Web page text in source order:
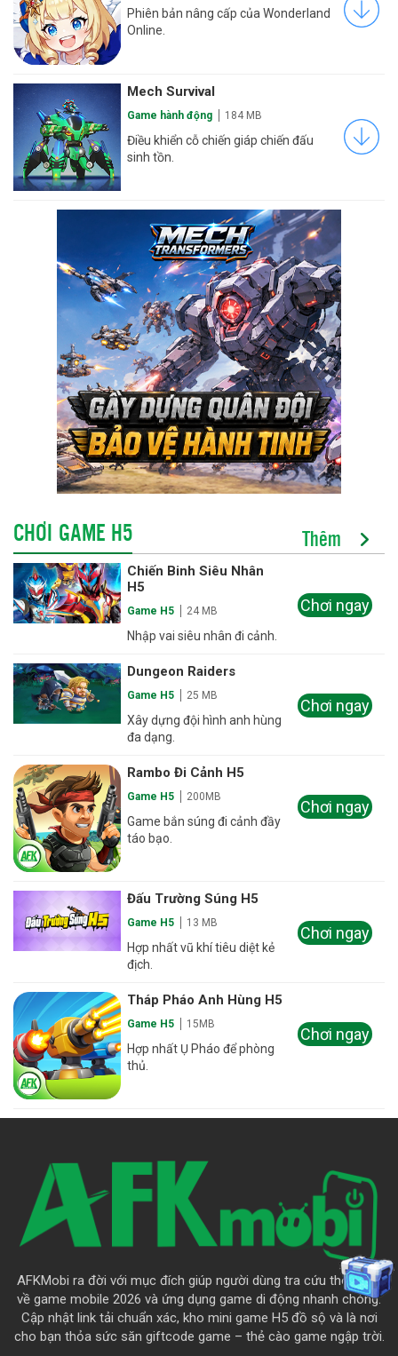
Phiên bản nâng cấp của Wonderland
Online.
Mech Survival
Game hành động 184 MB
Điều khiển cỗ chiến giáp chiến đấu
sinh tồn.
CHƠI GAME H5 Thêm
Chiến Binh Siêu Nhân
H5
Game H5 24 MB
Nhập vai siêu nhân đi cảnh.
Chơi ngay
Dungeon Raiders
Game H5 25 MB
Xây dựng đội hình anh hùng
đa dạng.
Chơi ngay
Rambo Đi Cảnh H5
Game H5 200MB
Game bắn súng đi cảnh đầy
táo bạo.
Chơi ngay
Đấu Trường Súng H5
Game H5 13 MB
Hợp nhất vũ khí tiêu diệt kẻ
địch.
Chơi ngay
Tháp Pháo Anh Hùng H5
Game H5 15MB
Hợp nhất Ụ Pháo để phòng
thủ.
Chơi ngay
AFKMobi ra đời với mục đích giúp người dùng tra cứu thông tin
về game mobile 2026 và ứng dụng game di động nhanh chóng.
Cập nhật link tải chuẩn xác, kho mini game H5 đồ sộ và là nơi
cho bạn thỏa sức săn giftcode game – thẻ cào game ngập trời.